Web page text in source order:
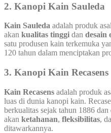
2. Kanopi Kain Sauleda
Kain Sauleda adalah produk
akan kualitas tinggi dan desain
satu produsen kain terkemuka
120 tahun dalam menciptakan
3. Kanopi Kain Recasens
Kain Recasens adalah produk
luas di dunia kanopi kain.
berkualitas sejak tahun 1886 dan
akan ketahanan, fleksibilitas,
ditawarkannya.